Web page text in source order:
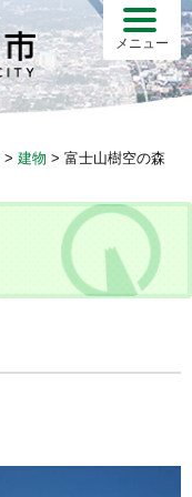
メニュー
> 建物 > 富士山樹空の森